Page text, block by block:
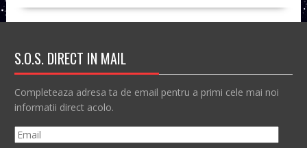
S.O.S. DIRECT IN MAIL
Completeaza adresa ta de email pentru a primi cele mai noi
informatii direct acolo.
Email